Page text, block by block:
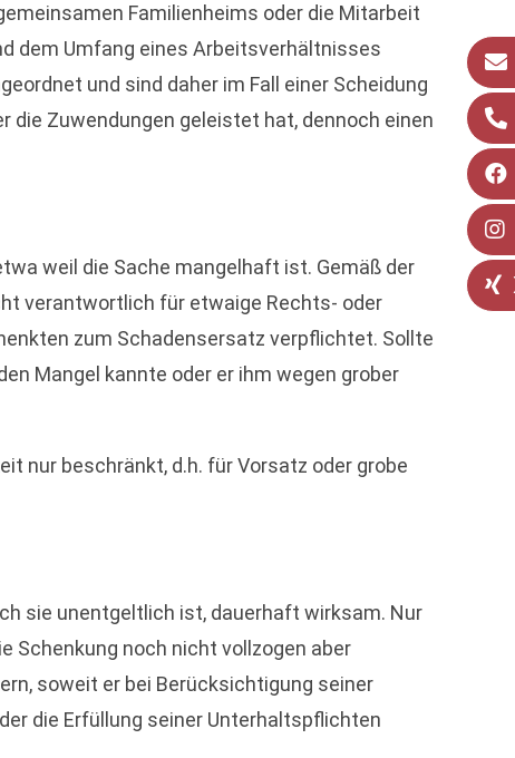
Familienheims oder die Mitarbeit
dem Umfang eines Arbeitsverhältnisses
und sind daher im Fall einer Scheidung
Zuwendungen geleistet hat, dennoch einen
weil die Sache mangelhaft ist. Gemäß der
verantwortlich für etwaige Rechts- oder
zum Schadensersatz verpflichtet. Sollte
Mangel kannte oder er ihm wegen grober
nur beschränkt, d.h. für Vorsatz oder grobe
sie unentgeltlich ist, dauerhaft wirksam. Nur
Schenkung noch nicht vollzogen aber
soweit er bei Berücksichtigung seiner
die Erfüllung seiner Unterhaltspflichten